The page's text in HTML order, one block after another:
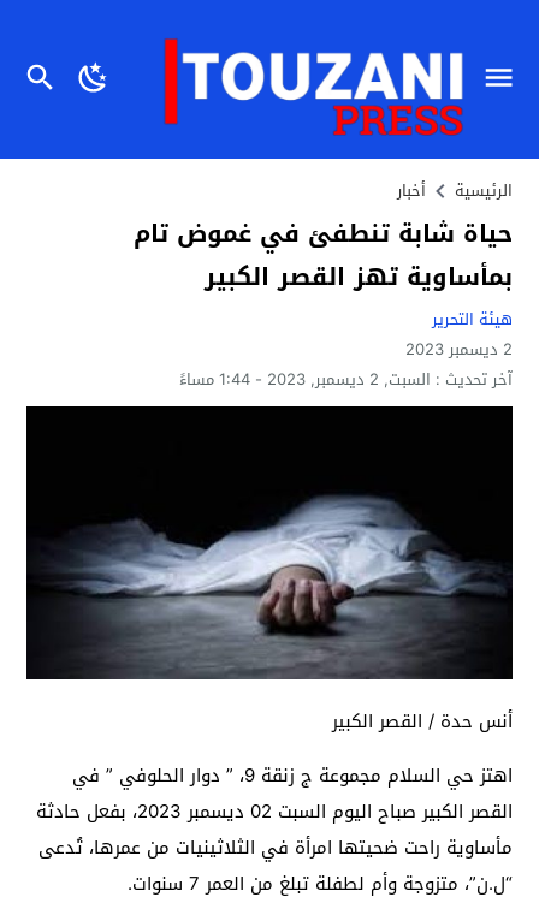
الرئيسية أخبار
حياة شابة تنطفئ في غموض تام
بمأساوية تهز القصر الكبير
هيئة التحرير
2 ديسمبر 2023
آخر تحديث : السبت, 2 ديسمبر, 2023 - 1:44 مساءً
أنس حدة / القصر الكبير
اهتز حي السلام مجموعة ج زنقة 9، ” دوار الحلوفي ” في
القصر الكبير صباح اليوم السبت 02 ديسمبر 2023، بفعل حادثة
مأساوية راحت ضحيتها امرأة في الثلاثينيات من عمرها، تُدعى
“ل.ن”، متزوجة وأم لطفلة تبلغ من العمر 7 سنوات.